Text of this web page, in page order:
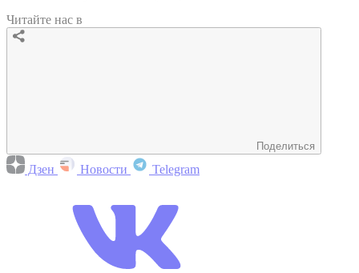
Читайте нас в
Поделиться
Дзен Новости Telegram